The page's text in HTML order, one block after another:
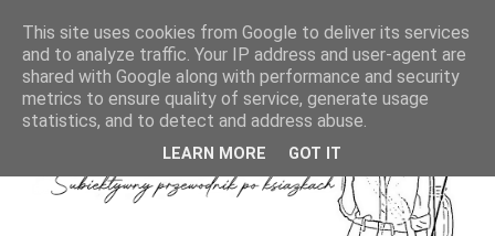
This site uses cookies from Google to deliver its services
and to analyze traffic. Your IP address and user-agent are
shared with Google along with performance and security
metrics to ensure quality of service, generate usage
statistics, and to detect and address abuse.
LEARN MORE GOT IT